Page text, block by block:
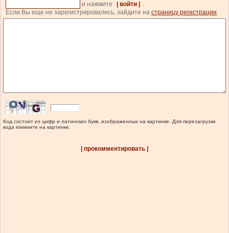
и нажмите
| войти |
.
Если Вы еще не зарегистрировались, зайдите на страницу регистрации.
Код состоит из цифр и латинских букв, изображенных на картинке. Для перезагрузки
кода кликните на картинке.
| прокомментировать |